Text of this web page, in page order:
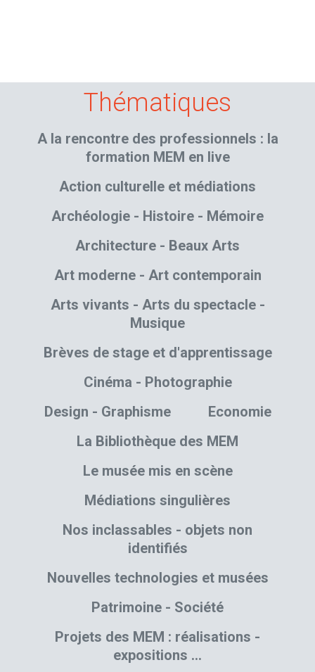
Thématiques
A la rencontre des professionnels : la
formation MEM en live
Action culturelle et médiations
Archéologie - Histoire - Mémoire
Architecture - Beaux Arts
Art moderne - Art contemporain
Arts vivants - Arts du spectacle -
Musique
Brèves de stage et d'apprentissage
Cinéma - Photographie
Design - Graphisme
Economie
La Bibliothèque des MEM
Le musée mis en scène
Médiations singulières
Nos inclassables - objets non
identifiés
Nouvelles technologies et musées
Patrimoine - Société
Projets des MEM : réalisations -
expositions …